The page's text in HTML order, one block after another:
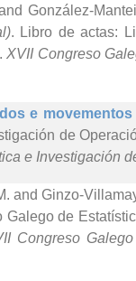
González-
. Libro de actas:
XVII Congreso
e
de
e Investigación
and Ginzo-
Galego de
Congreso